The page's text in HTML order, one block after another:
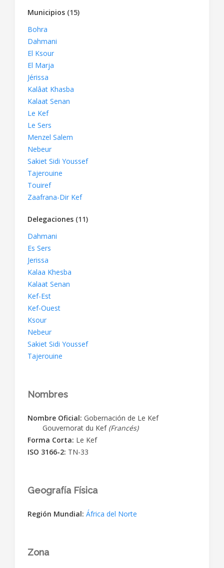
Municipios (15)
Bohra
Dahmani
El Ksour
El Marja
Jérissa
Kalâat Khasba
Kalaat Senan
Le Kef
Le Sers
Menzel Salem
Nebeur
Sakiet Sidi Youssef
Tajerouine
Touiref
Zaafrana-Dir Kef
Delegaciones (11)
Dahmani
Es Sers
Jerissa
Kalaa Khesba
Kalaat Senan
Kef-Est
Kef-Ouest
Ksour
Nebeur
Sakiet Sidi Youssef
Tajerouine
Nombres
Nombre Oficial: Gobernación de Le Kef
Gouvernorat du Kef (Francés)
Forma Corta: Le Kef
ISO 3166-2: TN-33
Geografía Física
Región Mundial: África del Norte
Zona